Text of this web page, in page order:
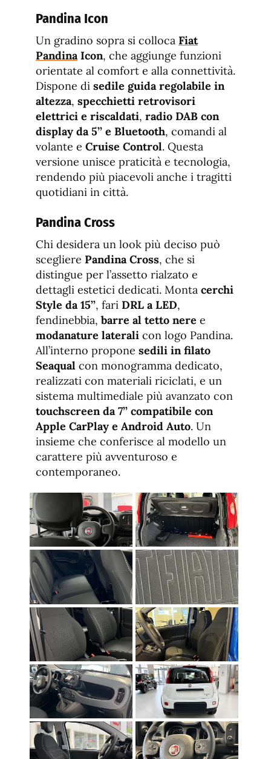
Pandina Icon
Un gradino sopra si colloca Fiat
PandinaIcon, che aggiunge funzioni
orientate al comfort e alla connettività.
Dispone di sedile guida regolabile in
altezza, specchietti retrovisori
elettrici e riscaldati, radio DAB con
display da 5’’ e Bluetooth, comandi al
volante e Cruise Control. Questa
versione unisce praticità e tecnologia,
rendendo più piacevoli anche i tragitti
quotidiani in città.
Pandina Cross
Chi desidera un look più deciso può
scegliere Pandina Cross, che si
distingue per l’assetto rialzato e
dettagli estetici dedicati. Monta cerchi
Style da 15’’, fari DRL a LED,
fendinebbia, barre al tetto nere e
modanature laterali con logo Pandina.
All’interno propone sedili in filato
Seaqual con monogramma dedicato,
realizzati con materiali riciclati, e un
sistema multimediale più avanzato con
touchscreen da 7’’ compatibile con
Apple CarPlay e Android Auto. Un
insieme che conferisce al modello un
carattere più avventuroso e
contemporaneo.